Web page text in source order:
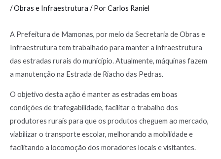
/Obras e Infraestrutura / PorCarlos Raniel
A Prefeitura de Mamonas, por meio da Secretaria de Obras e
Infraestrutura tem trabalhado para manter a infraestrutura
das estradas rurais do município. Atualmente, máquinas fazem
a manutenção na Estrada de Riacho das Pedras.
O objetivo desta ação é manter as estradas em boas
condições de trafegabilidade, facilitar o trabalho dos
produtores rurais para que os produtos cheguem ao mercado,
viabilizar o transporte escolar, melhorando a mobilidade e
facilitando a locomoção dos moradores locais e visitantes.